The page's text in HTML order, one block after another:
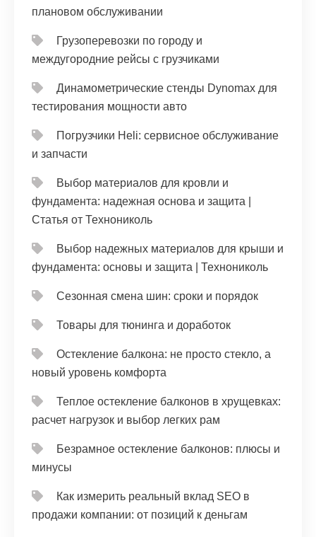
плановом обслуживании
Грузоперевозки по городу и
междугородние рейсы с грузчиками
Динамометрические стенды Dynomax для
тестирования мощности авто
Погрузчики Heli: сервисное обслуживание
и запчасти
Выбор материалов для кровли и
фундамента: надежная основа и защита |
Статья от Технониколь
Выбор надежных материалов для крыши и
фундамента: основы и защита | Технониколь
Сезонная смена шин: сроки и порядок
Товары для тюнинга и доработок
Остекление балкона: не просто стекло, а
новый уровень комфорта
Теплое остекление балконов в хрущевках:
расчет нагрузок и выбор легких рам
Безрамное остекление балконов: плюсы и
минусы
Как измерить реальный вклад SEO в
продажи компании: от позиций к деньгам